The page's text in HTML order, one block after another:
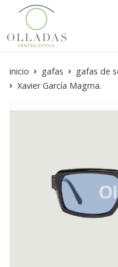
inicio gafas gafas de
Xavier García Magma.